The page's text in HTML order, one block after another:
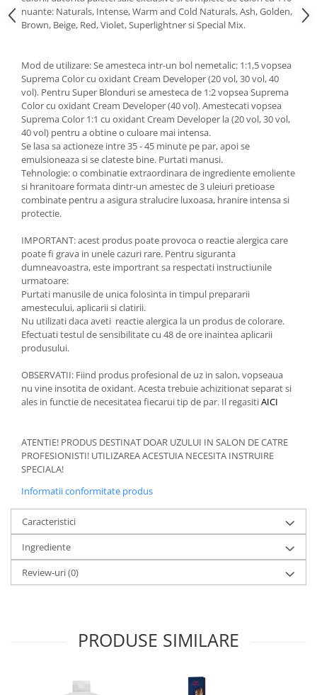
nuante: Naturals, Intense, Warm and Cold Naturals, Ash, Golden,
Brown, Beige, Red, Violet, Superlightner si Special Mix.
Mod de utilizare: Se amesteca intr-un bol nemetalic: 1:1,5 vopsea
Suprema Color cu oxidant Cream Developer (20 vol, 30 vol, 40
vol). Pentru Super Blonduri se amesteca de 1:2 vopsea Suprema
Color cu oxidant Cream Developer (40 vol). Amestecati vopsea
Suprema Color 1:1 cu oxidant Cream Developer la (20 vol, 30 vol,
40 vol) pentru a obtine o culoare mai intensa.
Se lasa sa actioneze intre 35 - 45 minute pe par, apoi se
emulsioneaza si se clateste bine. Purtati manusi.
Tehnologie: o combinatie extraordinara de ingrediente emoliente
si hranitoare formata dintr-un amestec de 3 uleiuri pretioase
combinate pentru a asigura stralucire luxoasa, hranire intensa si
protectie.
IMPORTANT: acest produs poate provoca o reactie alergica care
poate fi grava in unele cazuri rare. Pentru siguranta
dumneavoastra, este importrant sa respectati instructiunile
urmatoare:
Purtati manusile de unica folosinta in timpul prepararii
amestecului, aplicarii si clatirii.
Nu utilizati daca aveti reactie alergica la un produs de colorare.
Efectuati testul de sensibilitate cu 48 de ore inaintea aplicarii
produsului.
OBSERVATII: Fiind produs profesional de uz in salon, vopseaua
nu vine insotita de oxidant. Acesta trebuie achizitionat separat si
ales in functie de necesitatea fiecarui tip de par. Il regasitiAICI
ATENTIE! PRODUS DESTINAT DOAR UZULUI IN SALON DE CATRE
PROFESIONISTI! UTILIZAREA ACESTUIA NECESITA INSTRUIRE
SPECIALA!
Informatii conformitate produs
Caracteristici
Ingrediente
Review-uri(0)
PRODUSE SIMILARE